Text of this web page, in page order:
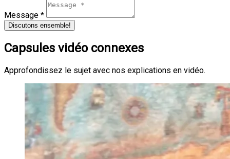
Message *
Discutons ensemble!
Capsules vidéo connexes
Approfondissez le sujet avec nos explications en vidéo.